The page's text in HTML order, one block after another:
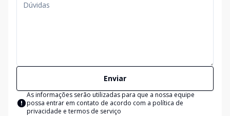
Enviar
As informações serão utilizadas para que a nossa equipe
possa entrar em contato de acordo com a política de
privacidade e termos de serviço